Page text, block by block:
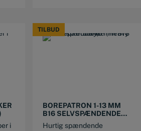
i
TILBUD
TILBUD
BOREPATRON 1-13 MM
B16 SELVSPÆNDENDE
(HEAVY DUTY)
Hurtig spændende